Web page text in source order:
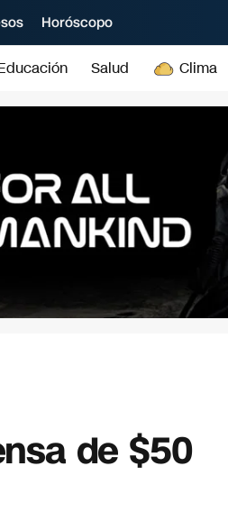
Horóscopo
Salud Clima
de $50